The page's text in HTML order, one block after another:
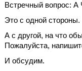
Встречный вопрос:
Это с одной стороны.
А с другой, на что
Пожалуйста,
И обсудим.